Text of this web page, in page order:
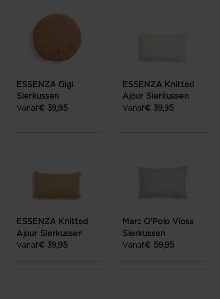
ESSENZA Gigi
Sierkussen
Vanaf€ 39,95
ESSENZA Knitted
Ajour Sierkussen
Vanaf€ 39,95
ESSENZA Knitted
Ajour Sierkussen
Vanaf€ 39,95
Marc O'Polo Viosa
Sierkussen
Vanaf€ 59,95